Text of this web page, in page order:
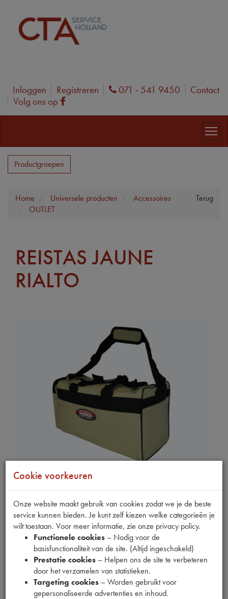
Inloggen Registreren Phone
071 - 541 9450
Contact
Volg ons op
Facebook
Productgroepen
Terug
Home Universele producten
Accessoires
OUTLET
REISTAS JAUNE
RIALTO
Fabrikant
OUTLET
Productnummer
1897919
Cookie voorkeuren
Onze website maakt gebruik van cookies zodat we je de beste
service kunnen bieden. Je kunt zelf kiezen welke categorieën je
wilt toestaan. Voor meer informatie, zie onze privacy policy.
Functionele cookies – Nodig voor de
basisfunctionaliteit van de site. (Altijd ingeschakeld)
Prestatie cookies – Helpen ons de site te verbeteren
door het verzamelen van statistieken.
Targeting cookies – Worden gebruikt voor
gepersonaliseerde advertenties en inhoud.